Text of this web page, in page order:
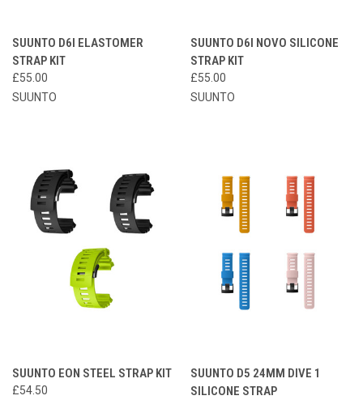
SUUNTO D6I ELASTOMER
STRAP KIT
£55.00
SUUNTO
SUUNTO D6I NOVO SILICONE
STRAP KIT
£55.00
SUUNTO
SUUNTO EON STEEL STRAP KIT
£54.50
SUUNTO D5 24MM DIVE 1
SILICONE STRAP